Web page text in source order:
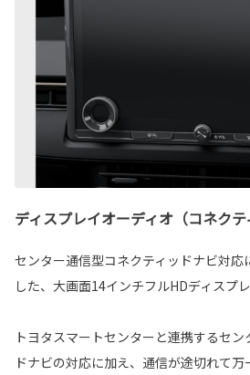
ディスプレイオーディオ（コネク
センター通信型コネクティッドナビ対応
した、大画面14インチフルHDディスプレ
トヨタスマートセンターと連携するセ
ドナビの対応に加え、通信が途切れて